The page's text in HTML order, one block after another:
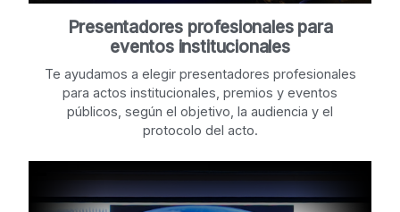
Presentadores profesionales para
eventos institucionales
Te ayudamos a elegir presentadores profesionales
para actos institucionales, premios y eventos
públicos, según el objetivo, la audiencia y el
protocolo del acto.